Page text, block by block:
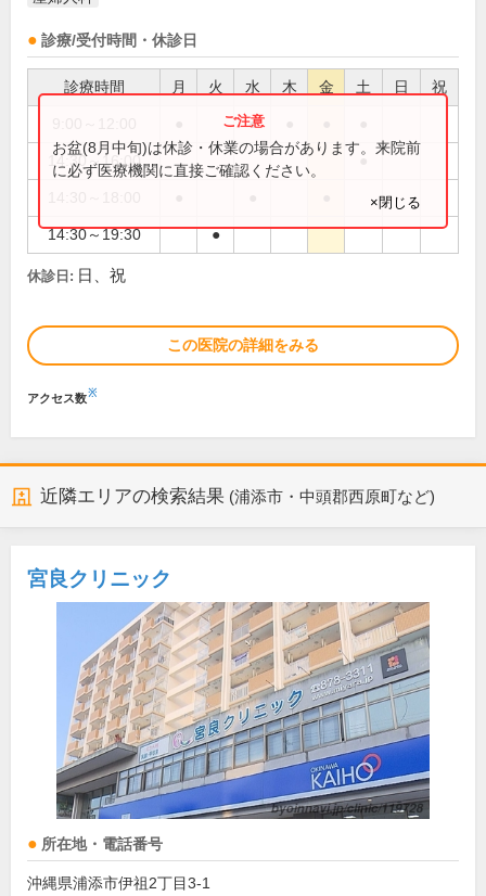
診療/受付時間・休診日
診療時間 月 火 水 木 金 土 日 祝
●
14:30～16:00 ●
14:30～19:30 ●
お盆(8月中旬)は休診・休業の場合があります。来院前
に必ず医療機関に直接ご確認ください。
×閉じる
休診日: 日、祝
この医院の詳細をみる
アクセス数※
近隣エリアの検索結果 (浦添市・中頭郡西原町など)
宮良クリニック
所在地・電話番号
沖縄県浦添市伊祖2丁目3-1